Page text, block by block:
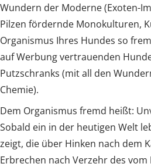
Wundern der Moderne (Exoten-
Pilzen fördernde Monokulturen,
Organismus Ihres Hundes so
auf Werbung vertrauenden
Putzschranks (mit all den
Chemie).
Dem Organismus fremd heißt:
Sobald ein in der heutigen Welt
zeigt, die über Hinken nach dem
Erbrechen nach Verzehr des